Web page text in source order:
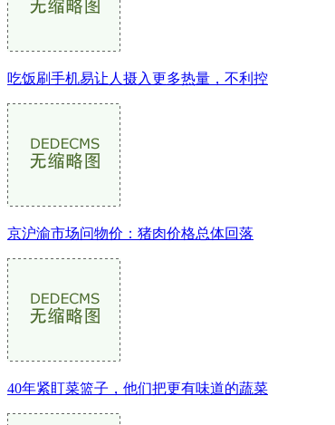
吃饭刷手机易让人摄入更多热量，不利控
京沪渝市场问物价：猪肉价格总体回落
40年紧盯菜篮子，他们把更有味道的蔬菜